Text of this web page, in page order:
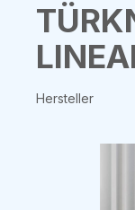
Hersteller